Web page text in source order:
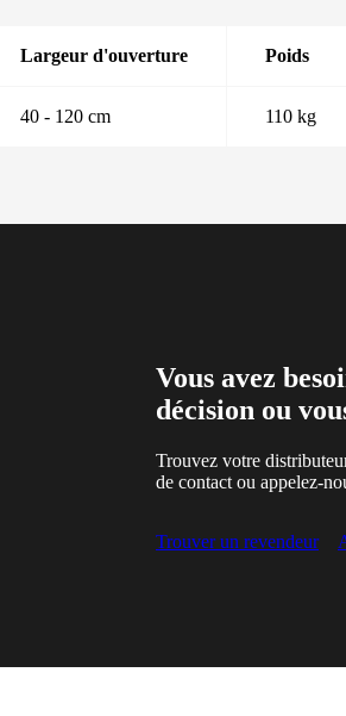
Largeur d'ouverture Poids
40 - 120 cm 110 kg
Vous avez
décision ou
Trouvez votre
de contact ou appelez-
Trouver un revendeur